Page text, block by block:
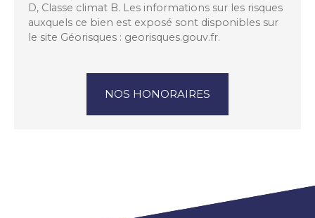
D, Classe climat B. Les informations sur les risques
auxquels ce bien est exposé sont disponibles sur
le site Géorisques : georisques.gouv.fr.
NOS HONORAIRES